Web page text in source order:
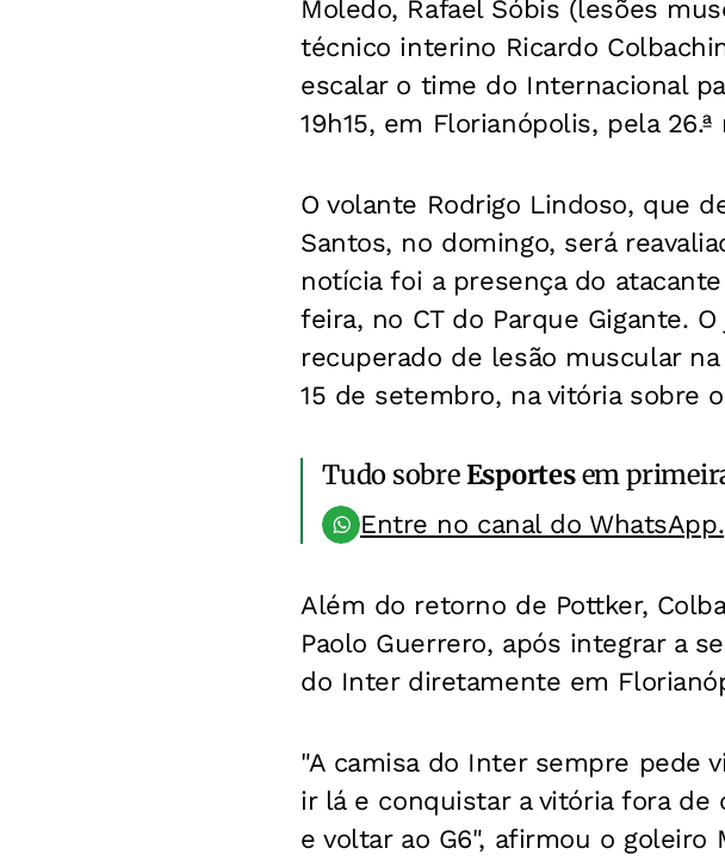
Moledo, Rafael Sóbis (lesões
técnico interino Ricardo
escalar o time do Internacional
19h15, em Florianópolis, pela
O volante Rodrigo Lindoso, que
Santos, no domingo, será
notícia foi a presença do
feira, no CT do Parque Gigante.
recuperado de lesão muscular
15 de setembro, na vitória sobre
Tudo sobreEsportesem
Entre no canal do WhatsApp.
Além do retorno de Pottker,
Paolo Guerrero, após integrar a
do Inter diretamente em
"A camisa do Inter sempre pede
ir lá e conquistar a vitória fora de
e voltar ao G6", afirmou o